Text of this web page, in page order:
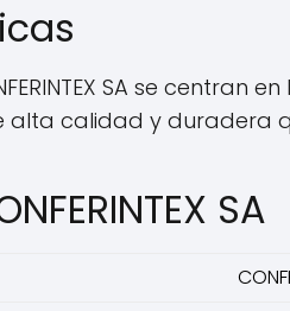
SA se
calidad y duradera
SA